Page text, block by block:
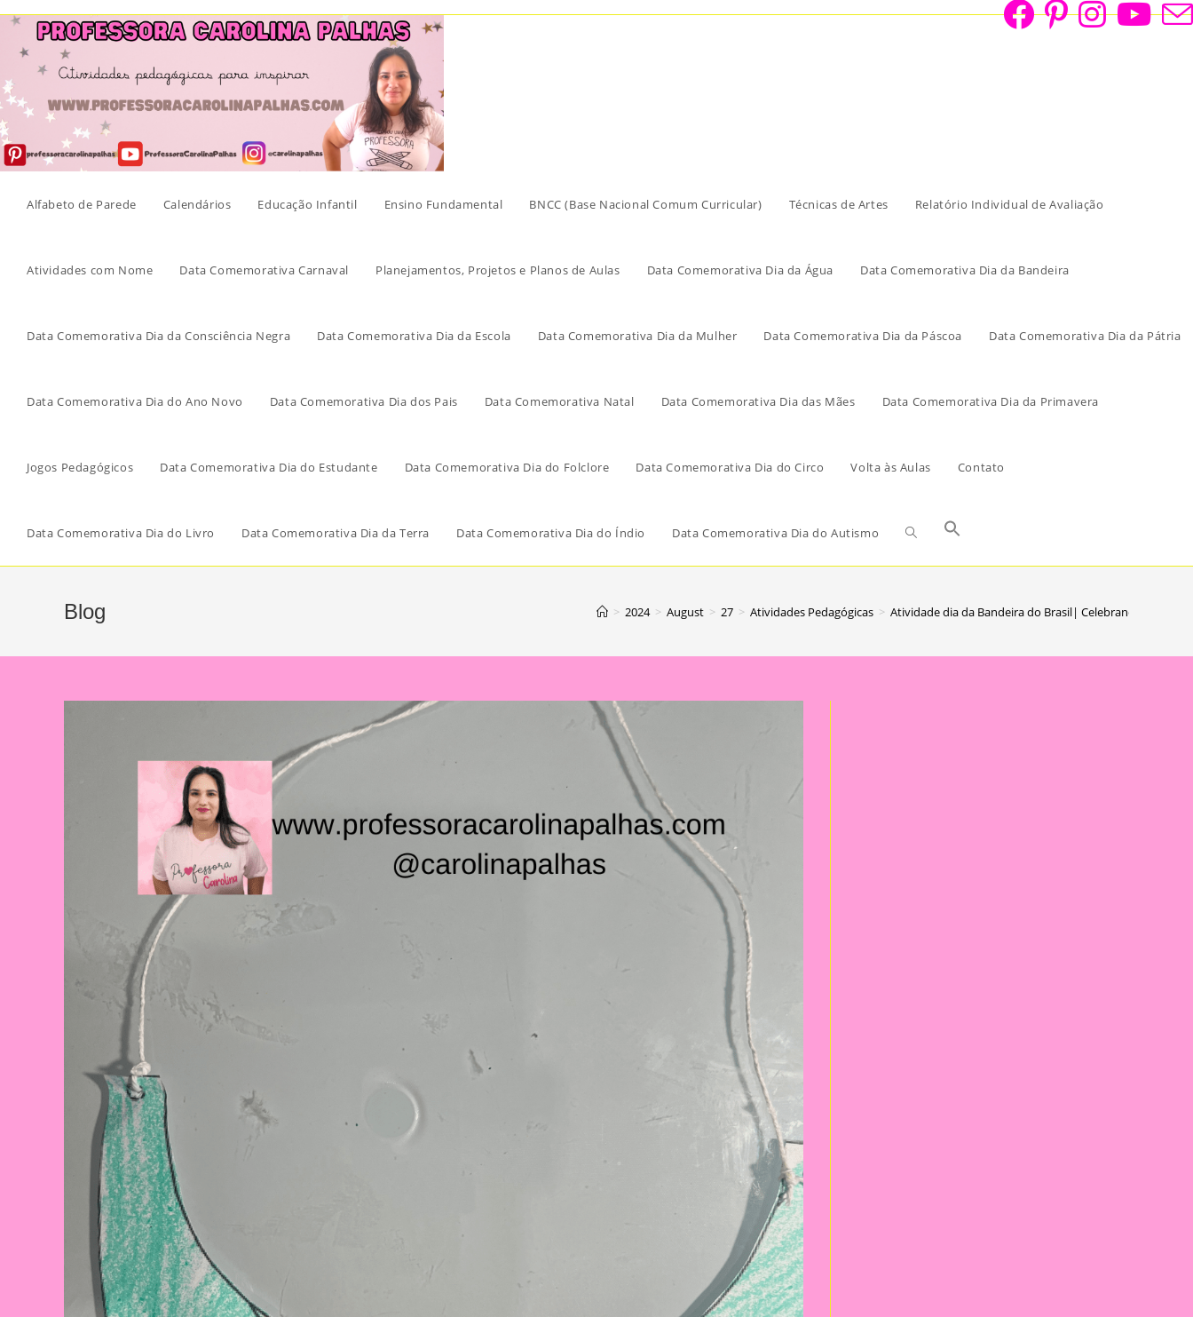
Skip
content
Alfabeto de Parede Calendários Educação Infantil Ensino Fundamental BNCC (Base Nacional Comum Curricular) Técnicas de Artes Relatório Individual de Avaliação
Atividades com Nome Data Comemorativa Carnaval Planejamentos, Projetos e Planos de Aulas Data Comemorativa Dia da Água Data Comemorativa Dia da Bandeira
Data Comemorativa Dia da Consciência Negra Data Comemorativa Dia da Escola Data Comemorativa Dia da Mulher Data Comemorativa Dia da Páscoa Data Comemorativa Dia da Pátria
Data Comemorativa Dia do Ano Novo Data Comemorativa Dia dos Pais Data Comemorativa Natal Data Comemorativa Dia das Mães Data Comemorativa Dia da Primavera
Jogos Pedagógicos Data Comemorativa Dia do Estudante Data Comemorativa Dia do Folclore Data Comemorativa Dia do Circo Volta às Aulas Contato
Data Comemorativa Dia do Livro Data Comemorativa Dia da Terra Data Comemorativa Dia do Índio Data Comemorativa Dia do Autismo
Blog > 2024 > August > 27 > Atividades Pedagógicas > Atividade dia da Bandeira do Brasil| Celebrando a Pátria: